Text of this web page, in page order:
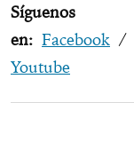
Síguenos
en: Facebook /
Youtube